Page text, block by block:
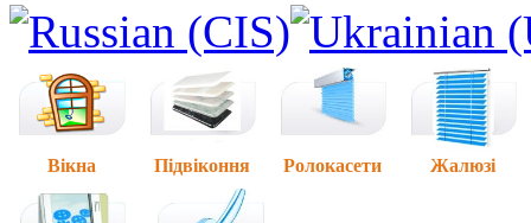
Вікна Підвіконня Ролокасети Жалюзі